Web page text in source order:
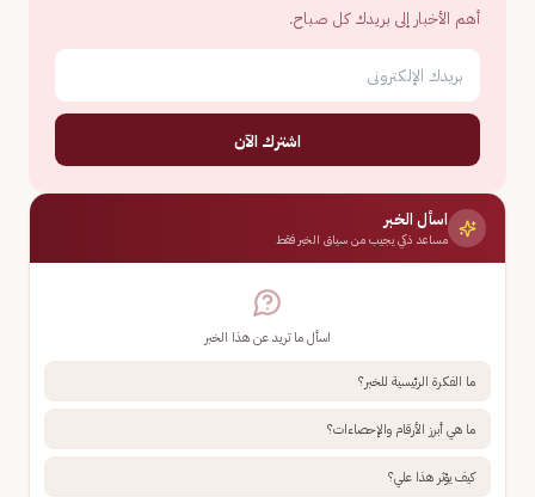
أهم الأخبار إلى بريدك كل صباح.
اشترك الآن
اسأل الخبر
مساعد ذكي يجيب من سياق الخبر فقط
اسأل ما تريد عن هذا الخبر
ما الفكرة الرئيسية للخبر؟
ما هي أبرز الأرقام والإحصاءات؟
كيف يؤثر هذا علي؟